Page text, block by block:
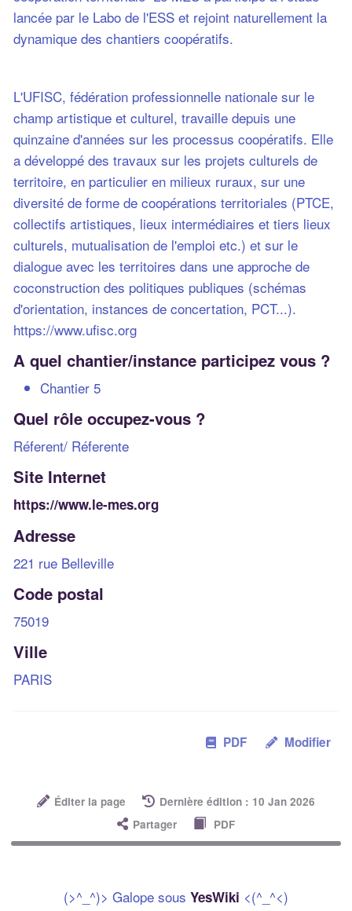
lancée par le Labo de l'ESS et rejoint naturellement la
dynamique des chantiers coopératifs.
L'UFISC, fédération professionnelle nationale sur le
champ artistique et culturel, travaille depuis une
quinzaine d'années sur les processus coopératifs. Elle
a développé des travaux sur les projets culturels de
territoire, en particulier en milieux ruraux, sur une
diversité de forme de coopérations territoriales (PTCE,
collectifs artistiques, lieux intermédiaires et tiers lieux
culturels, mutualisation de l'emploi etc.) et sur le
dialogue avec les territoires dans une approche de
coconstruction des politiques publiques (schémas
d'orientation, instances de concertation, PCT...).
https://www.ufisc.org
A quel chantier/instance participez vous ?
Chantier 5
Quel rôle occupez-vous ?
Réferent/ Réferente
Site Internet
https://www.le-mes.org
Adresse
221 rue Belleville
Code postal
75019
Ville
PARIS
PDF Modifier
Éditer la page
Dernière édition : 10 Jan 2026
Partager
PDF
(>^_^)> Galope sous YesWiki <(^_^<)